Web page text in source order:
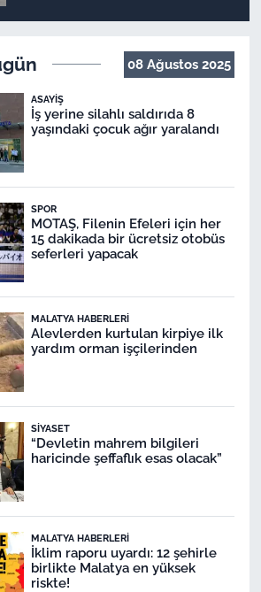
08 Ağustos 2025
ASAYIŞ
İş yerine silahlı saldırıda 8
yaşındaki çocuk ağır yaralandı
SPOR
MOTAŞ, Filenin Efeleri için her
15 dakikada bir ücretsiz otobüs
seferleri yapacak
MALATYA HABERLERI
Alevlerden kurtulan kirpiye ilk
yardım orman işçilerinden
SIYASET
“Devletin mahrem bilgileri
haricinde şeffaflık esas olacak”
MALATYA HABERLERI
İklim raporu uyardı: 12 şehirle
birlikte Malatya en yüksek
riskte!